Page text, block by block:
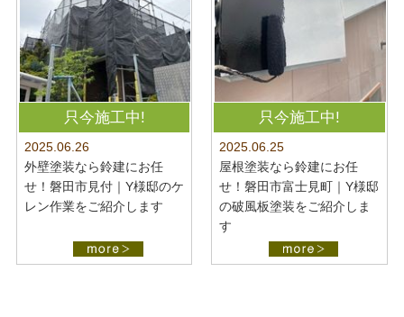
只今施工中!
2025.06.26
外壁塗装なら鈴建にお任
せ！磐田市見付｜Y様邸のケ
レン作業をご紹介します
只今施工中!
2025.06.25
屋根塗装なら鈴建にお任
せ！磐田市富士見町｜Y様邸
の破風板塗装をご紹介しま
す